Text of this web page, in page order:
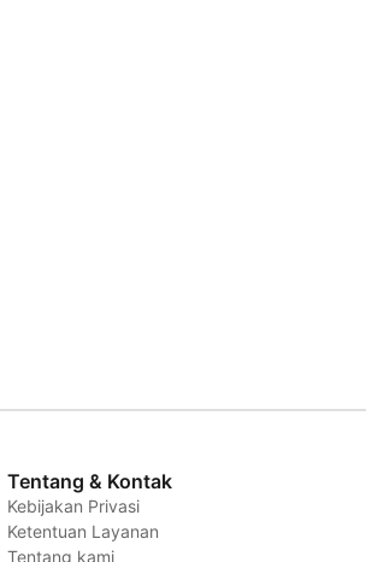
Tentang & Kontak
Kebijakan Privasi
Ketentuan Layanan
Tentang kami